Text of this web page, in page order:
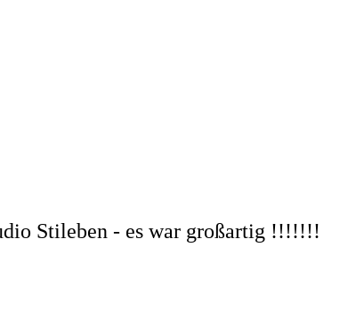
Stileben - es war großartig !!!!!!!